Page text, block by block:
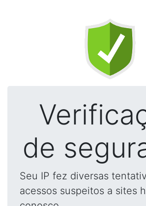
de
Seu IP fez diversas
acessos suspeitos a sites